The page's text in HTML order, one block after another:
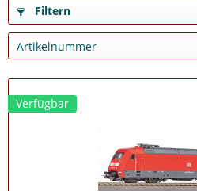
Filtern
Verfügbar